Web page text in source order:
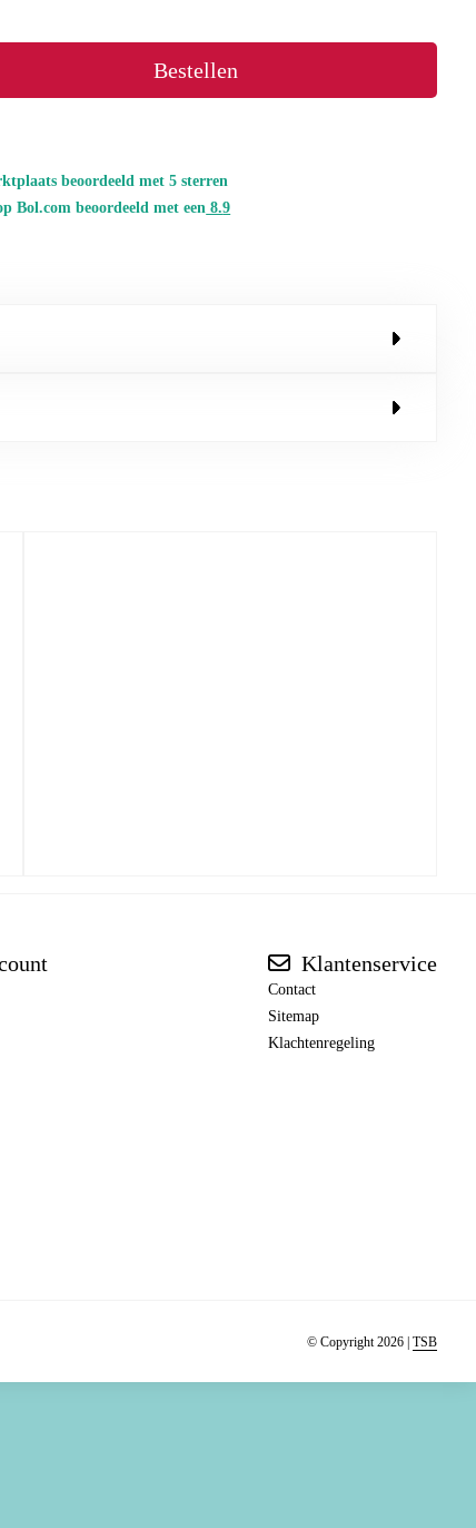
Bestellen
beoordeeld met 5 sterren
Bol.com beoordeeld met een 8.9
Klantenservice
Contact
Sitemap
Klachtenregeling
© Copyright 2026 | TSB